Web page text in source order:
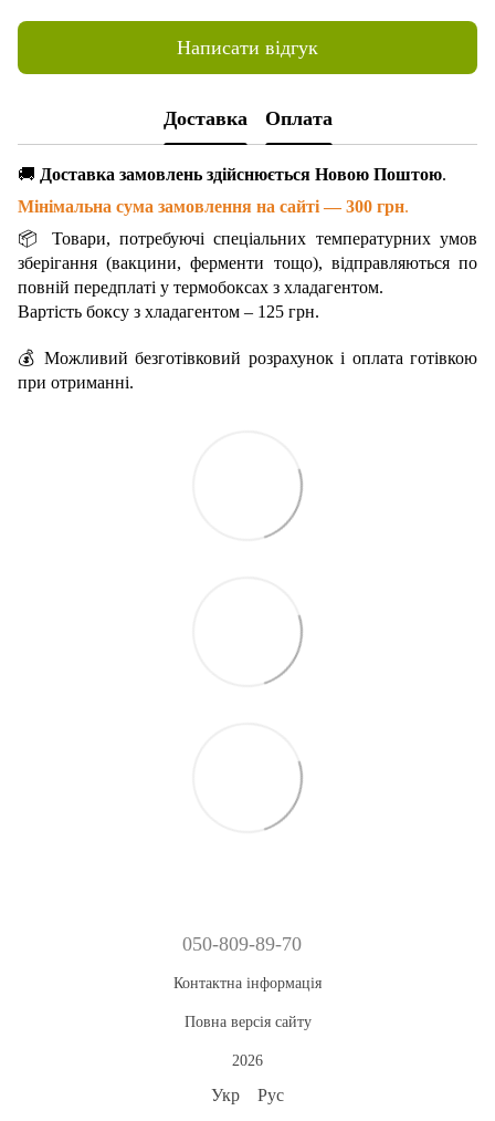
Написати відгук
Доставка Оплата
🚚 Доставка замовлень здійснюється Новою Поштою.
Мінімальна сума замовлення на сайті — 300 грн.
📦 Товари, потребуючі спеціальних температурних умов
зберігання (вакцини, ферменти тощо), відправляються по
повній передплаті у термобоксах з хладагентом.
Вартість боксу з хладагентом – 125 грн.
💰 Можливий безготівковий розрахунок і оплата готівкою
при отриманні.
050-809-89-70
Контактна інформація
Повна версія сайту
2026
Укр Рус